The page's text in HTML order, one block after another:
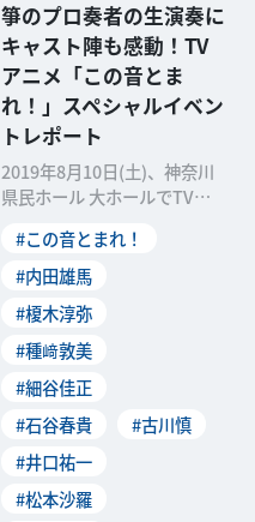
箏のプロ奏者の生演奏に
キャスト陣も感動！TV
アニメ「この音とま
れ！」スペシャルイベン
トレポート
2019年8月10日(土)、神奈川
県民ホール 大ホールでTVア
ペシャルイベ
#この音とまれ！
#内田雄馬
#榎木淳弥
#種﨑敦美
#細谷佳正
#石谷春貴
#古川慎
#井口祐一
#松本沙羅